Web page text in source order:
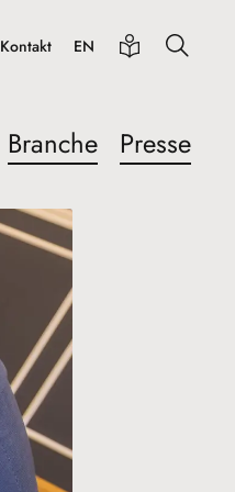
Branche Presse
Kontakt EN